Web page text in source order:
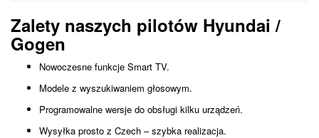
Zalety naszych pilotów Hyundai /
Gogen
Nowoczesne funkcje Smart TV.
Modele z wyszukiwaniem głosowym.
Programowalne wersje do obsługi kilku urządzeń.
Wysyłka prosto z Czech – szybka realizacja.